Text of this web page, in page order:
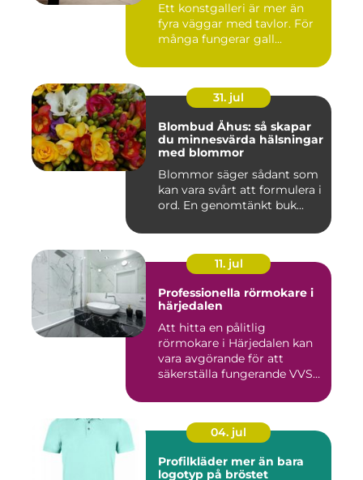
Ett konstgalleri är mer än
fyra väggar med tavlor. För
många fungerar gall...
31. jul
Blombud Åhus: så skapar
du minnesvärda hälsningar
med blommor
Blommor säger sådant som
kan vara svårt att formulera i
ord. En genomtänkt buk...
11. jul
Professionella rörmokare i
härjedalen
Att hitta en pålitlig
rörmokare i Härjedalen kan
vara avgörande för att
säkerställa fungerande VVS-
04. jul
Profilkläder mer än bara
logotyp på bröstet